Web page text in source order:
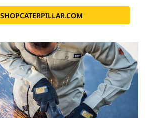
SHOPCATERPILLAR.COM